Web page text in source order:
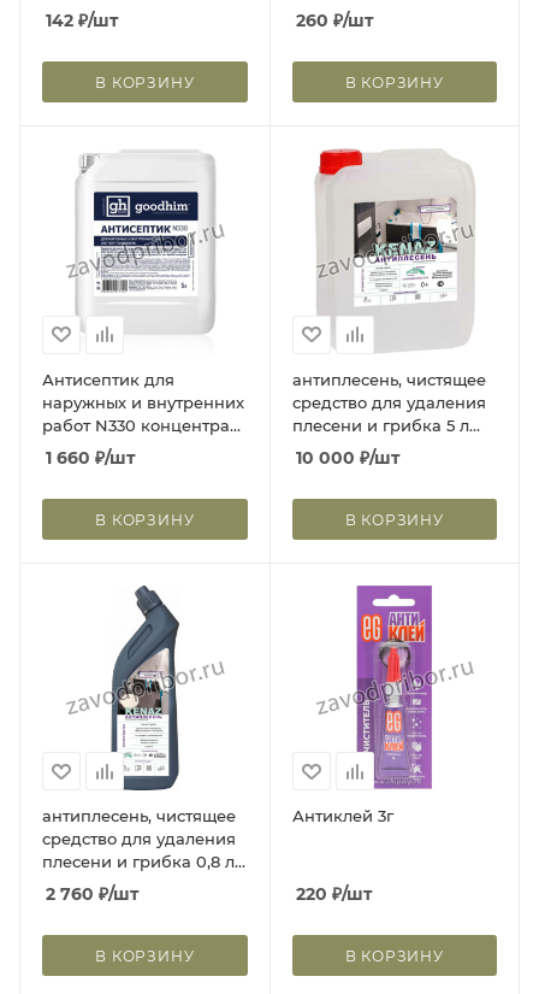
142 ₽/шт
В КОРЗИНУ
260 ₽/шт
В КОРЗИНУ
Антисептик для
наружных и внутренних
работ N330 концентрат
1:9, 5 л 77141
1 660 ₽/шт
В КОРЗИНУ
антиплесень, чистящее
средство для удаления
плесени и грибка 5 л
810048
10 000 ₽/шт
В КОРЗИНУ
антиплесень, чистящее
средство для удаления
плесени и грибка 0,8 л
810024
2 760 ₽/шт
В КОРЗИНУ
Антиклей 3г
220 ₽/шт
В КОРЗИНУ